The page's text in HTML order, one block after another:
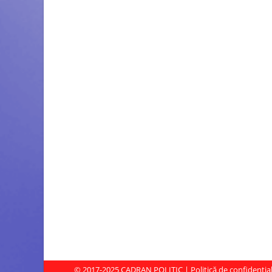
© 2017-2025CADRAN POLITIC | Politică de